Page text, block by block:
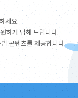
세요.
하게 답해 드립니다.
콘텐츠를 제공합니다.